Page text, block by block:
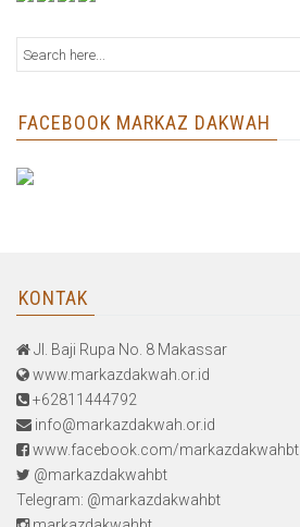
FACEBOOK MARKAZ DAKWAH
KONTAK
Jl. Baji Rupa No. 8 Makassar
www.markazdakwah.or.id
+62811444792
info@markazdakwah.or.id
www.facebook.com/markazdakwahbt
@markazdakwahbt
Telegram: @markazdakwahbt